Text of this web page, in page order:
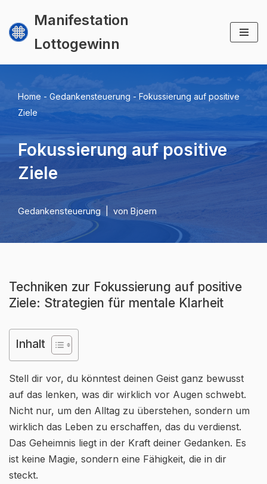
Zum
springen
Manifestation
Lottogewinn
Home - Gedankensteuerung - Fokussierung auf positive
Ziele
Fokussierung auf positive
Ziele
Gedankensteuerung von Bjoern
Techniken zur Fokussierung auf positive
Ziele: Strategien für mentale Klarheit
Inhalt
Stell dir vor, du könntest deinen Geist ganz bewusst
auf das lenken, was dir wirklich vor Augen schwebt.
Nicht nur, um den Alltag zu überstehen, sondern um
wirklich das Leben zu erschaffen, das du verdienst.
Das Geheimnis liegt in der Kraft deiner Gedanken. Es
ist keine Magie, sondern eine Fähigkeit, die in dir
steckt.